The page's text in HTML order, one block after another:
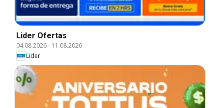
Lider Ofertas
04.08.2026- 11.08.2026
Lider